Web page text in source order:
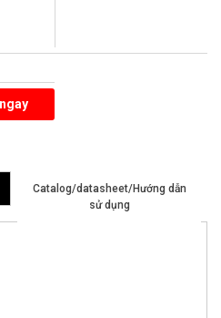
Catalog/datasheet/Hướng dẫn
sử dụng